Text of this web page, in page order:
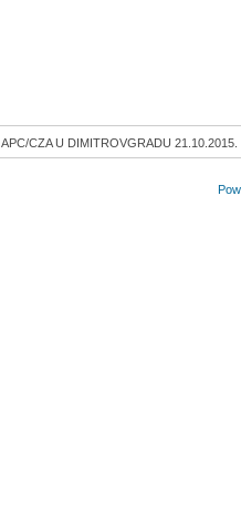
APC/CZA U DIMITROVGRADU 21.10.2015.